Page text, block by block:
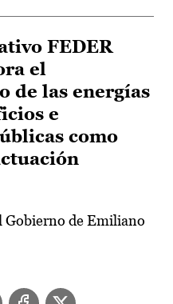
FEDER
el
de las energías
e
como
Gobierno de Emiliano